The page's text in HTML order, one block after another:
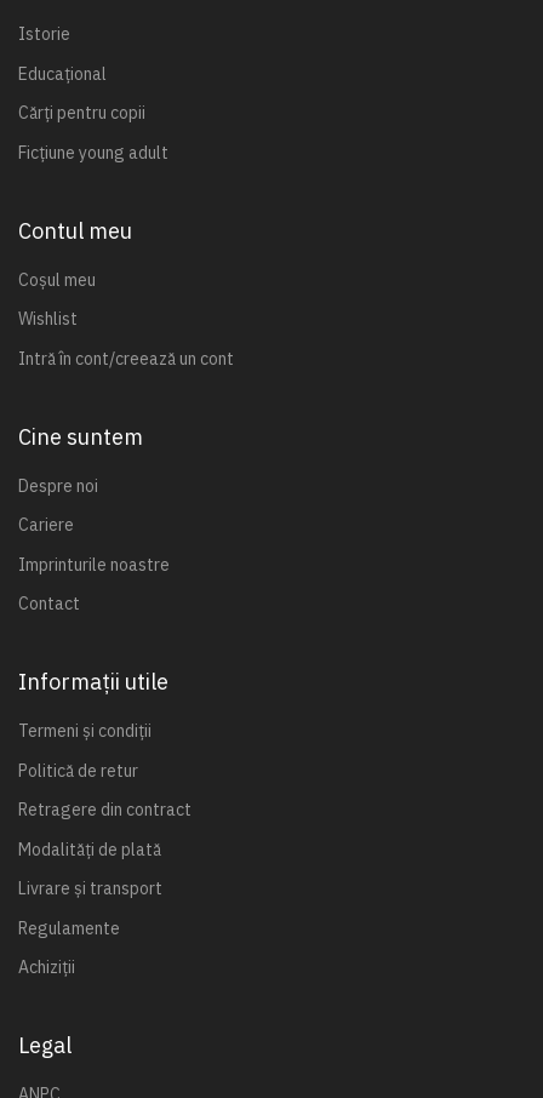
Istorie
Educațional
Cărți pentru copii
Ficțiune young adult
Contul meu
Coșul meu
Wishlist
Intră în cont/creează un cont
Cine suntem
Despre noi
Cariere
Imprinturile noastre
Contact
Informații utile
Termeni și condiții
Politică de retur
Retragere din contract
Modalități de plată
Livrare și transport
Regulamente
Achiziții
Legal